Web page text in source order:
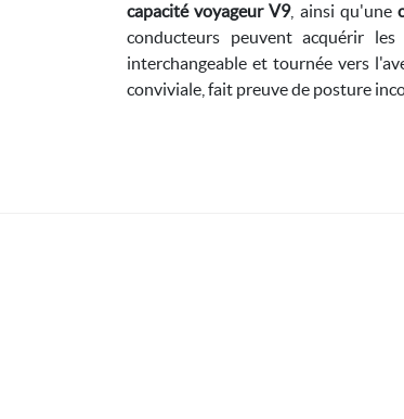
capacité voyageur V9, ainsi qu'une
conducteurs peuvent acquérir
interchangeable et tournée vers
conviviale, fait preuve de posture